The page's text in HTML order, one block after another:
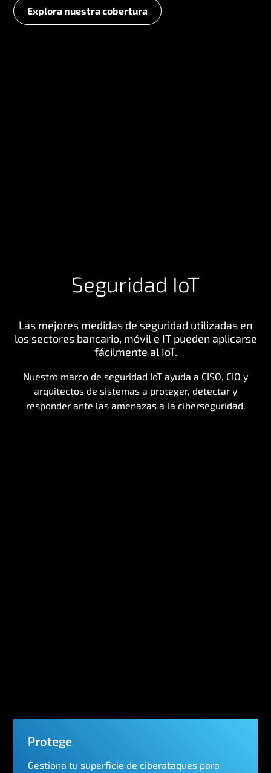
Explora nuestra cobertura
Protege
Gestiona tu superficie de ciberataques para
Seguridad IoT
Las mejores medidas de seguridad utilizadas en
los sectores bancario, móvil e IT pueden aplicarse
fácilmente al IoT.
Nuestro marco de seguridad IoT ayuda a CISO, CIO y
arquitectos de sistemas a proteger, detectar y
responder ante las amenazas a la ciberseguridad.